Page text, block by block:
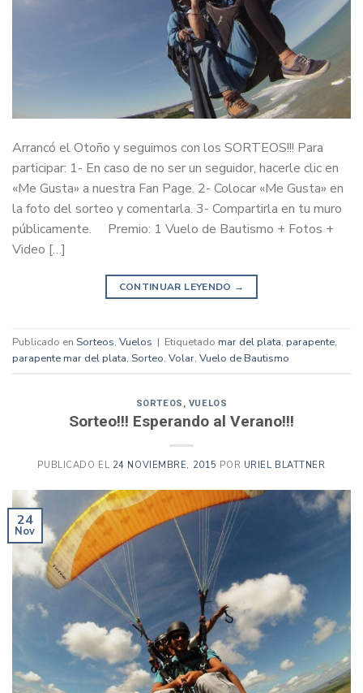
Arrancó el Otoño y seguimos con los SORTEOS!!! Para
participar: 1- En caso de no ser un seguidor, hacerle clic en
«Me Gusta» a nuestra Fan Page. 2- Colocar «Me Gusta» en
la foto del sorteo y comentarla. 3- Compartirla en tu muro
públicamente. Premio: 1 Vuelo de Bautismo + Fotos +
Video […]
CONTINUAR LEYENDO →
Publicado en Sorteos, Vuelos | Etiquetado mar del plata, parapente,
parapente mar del plata, Sorteo, Volar, Vuelo de Bautismo
SORTEOS , VUELOS
Sorteo!!! Esperando al Verano!!!
PUBLICADO EL 24 NOVIEMBRE, 2015 POR URIEL BLATTNER
24
Nov